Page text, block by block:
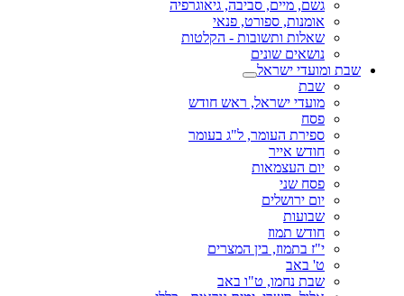
גשם, מיים, סביבה, גיאוגרפיה
אומנות, ספורט, פנאי
שאלות ותשובות - הקלטות
נושאים שונים
שבת ומועדי ישראל
שבת
מועדי ישראל, ראש חודש
פסח
ספירת העומר, ל"ג בעומר
חודש אייר
יום העצמאות
פסח שני
יום ירושלים
שבועות
חודש תמוז
י"ז בתמוז, בין המצרים
ט' באב
שבת נחמו, ט"ו באב